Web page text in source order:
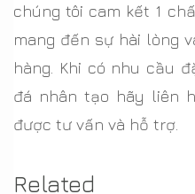
chúng tôi cam kết 1
mang đến sự hài lòng
hàng. Khi có nhu cầu
đá nhân tạo hãy liên
được tư vấn và hỗ trợ.
Related